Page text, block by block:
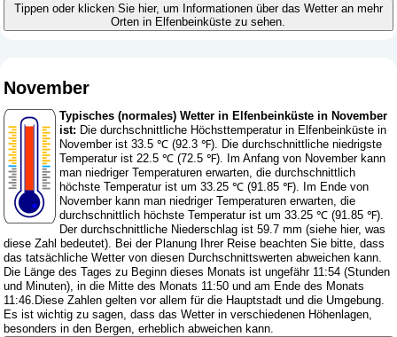
Tippen oder klicken Sie hier, um Informationen über das Wetter an mehr
Orten in Elfenbeinküste zu sehen.
November
Typisches (normales) Wetter in Elfenbeinküste in November
ist: Die durchschnittliche Höchsttemperatur in Elfenbeinküste in
November ist 33.5 ℃ (92.3 ℉). Die durchschnittliche niedrigste
Temperatur ist 22.5 ℃ (72.5 ℉). Im Anfang von November kann
man niedriger Temperaturen erwarten, die durchschnittlich
höchste Temperatur ist um 33.25 ℃ (91.85 ℉). Im Ende von
November kann man niedriger Temperaturen erwarten, die
durchschnittlich höchste Temperatur ist um 33.25 ℃ (91.85 ℉).
Der durchschnittliche Niederschlag ist 59.7 mm (siehe hier, was
diese Zahl bedeutet). Bei der Planung Ihrer Reise beachten Sie bitte, dass
das tatsächliche Wetter von diesen Durchschnittswerten abweichen kann.
Die Länge des Tages zu Beginn dieses Monats ist ungefähr 11:54 (Stunden
und Minuten), in die Mitte des Monats 11:50 und am Ende des Monats
11:46.Diese Zahlen gelten vor allem für die Hauptstadt und die Umgebung.
Es ist wichtig zu sagen, dass das Wetter in verschiedenen Höhenlagen,
besonders in den Bergen, erheblich abweichen kann.